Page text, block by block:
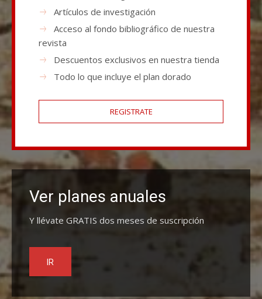
Artículos de investigación
Acceso al fondo bibliográfico de nuestra
revista
Descuentos exclusivos en nuestra tienda
Todo lo que incluye el plan dorado
REGISTRATE
Ver planes anuales
Y llévate GRATIS dos meses de suscripción
IR